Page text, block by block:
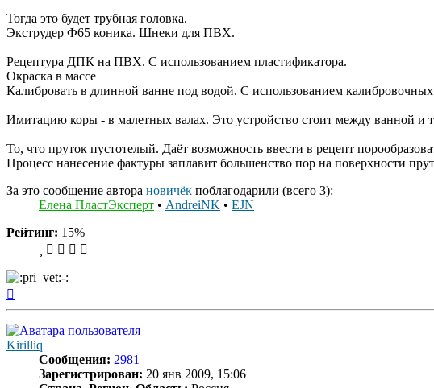
Тогда это будет трубная головка.
Экструдер Ф65 коника. Шнеки для ПВХ.
Рецептура ДПК на ПВХ. С использованием пластификатора.
Окраска в массе
Калибровать в длинной ванне под водой. С использованием
Имитацию коры - в малетных валах. Это устройство стоит между ванной и
То, что пруток пустотелый. Даёт возможность ввести в рецепт
Процесс нанесение фактуры заплавит большенство пор на поверхности
За это сообщение автора новичёк поблагодарили (всего 3):
Елена ПластЭксперт • AndreiNK • EJN
Рейтинг: 15%
Kirilliq
Сообщения: 2981
Зарегистрирован: 20 янв 2009, 15:06